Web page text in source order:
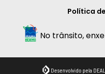
Política
No trânsito,
Desenvolvido pela